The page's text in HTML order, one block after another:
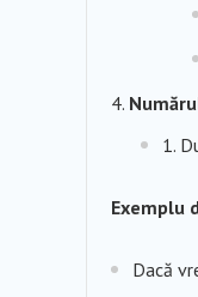
Exemplu
Dacă